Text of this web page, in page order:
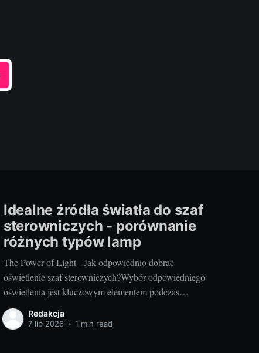
Idealne źródła światła do szaf
sterowniczych - porównanie
różnych typów lamp
The Power of Light - Jak odpowiednio dobrać
oświetlenie szaf sterowniczych?Wybór odpowiedniego
oświetlenia jest kluczowym elementem podczas
planowania instalacji szaf sterowniczych. Zintegrowane
źródła światła, jak na przykład lampa do szafy
Redakcja
7 lip 2026 • 1 min read